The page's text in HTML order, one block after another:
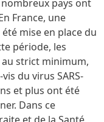
nombreux pays ont
France, une
mise en place du
période, les
strict minimum,
du virus SARS-
et plus ont été
Dans ce
et de la Santé